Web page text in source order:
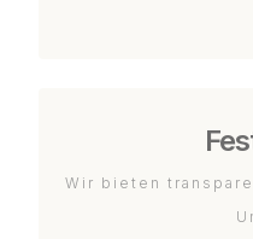
Wir bieten